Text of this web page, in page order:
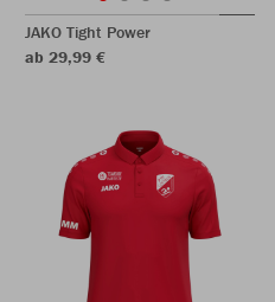
JAKO Tight Power
ab 29,99 €